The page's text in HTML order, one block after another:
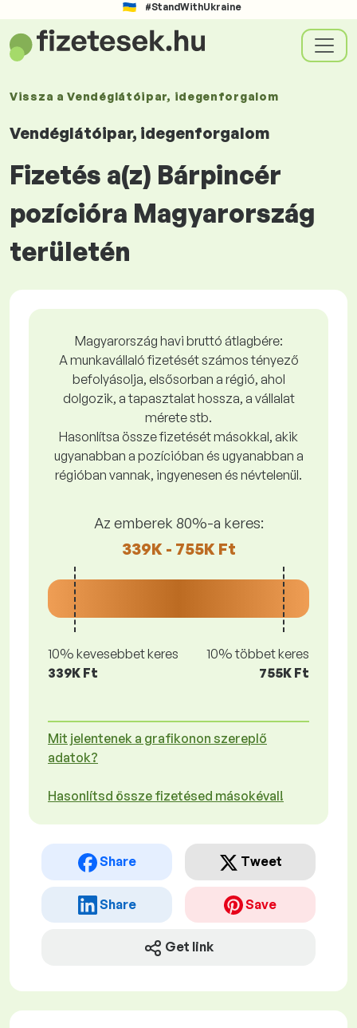
#StandWithUkraine
Vissza aVendéglátóipar, idegenforgalom
Vendéglátóipar, idegenforgalom
Fizetés a(z) Bárpincér
pozícióra Magyarország
területén
Magyarország havi bruttó átlagbére:
A munkavállaló fizetését számos tényező
befolyásolja, elsősorban a régió, ahol
dolgozik, a tapasztalat hossza, a vállalat
mérete stb.
Hasonlítsa össze fizetését másokkal, akik
ugyanabban a pozícióban és ugyanabban a
régióban vannak, ingyenesen és névtelenül.
Az emberek 80%-a keres:
339K - 755K Ft
10% kevesebbet keres
339K Ft
10% többet keres
755K Ft
Mit jelentenek a grafikonon szereplő
adatok?
Hasonlítsd össze fizetésed másokéval!
Share Tweet
Share Save
Get link